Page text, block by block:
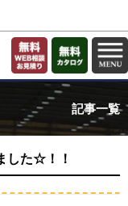
記事一覧
した☆！！